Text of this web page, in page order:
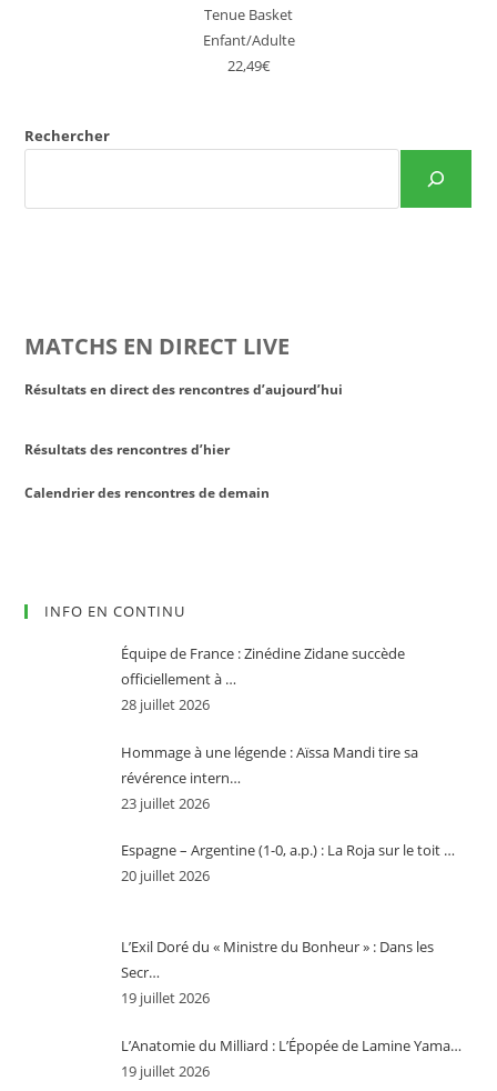
Tenue Basket
Enfant/Adulte
22,49€
Rechercher
MATCHS EN DIRECT LIVE
Résultats en direct des rencontres d’aujourd’hui
Résultats des rencontres d’hier
Calendrier des rencontres de demain
INFO EN CONTINU
Équipe de France : Zinédine Zidane succède
officiellement à …
28 juillet 2026
Hommage à une légende : Aïssa Mandi tire sa
révérence intern…
23 juillet 2026
Espagne – Argentine (1-0, a.p.) : La Roja sur le toit …
20 juillet 2026
L’Exil Doré du « Ministre du Bonheur » : Dans les
Secr…
19 juillet 2026
L’Anatomie du Milliard : L’Épopée de Lamine Yama…
19 juillet 2026